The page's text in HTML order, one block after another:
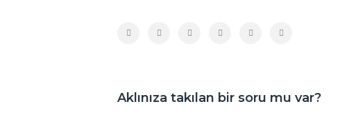
Aklınıza takılan bir soru mu var?